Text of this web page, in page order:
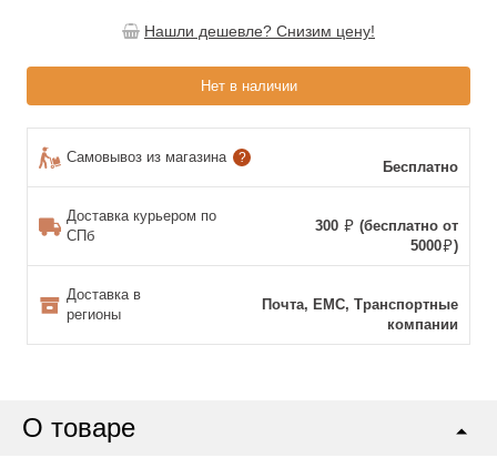
Нашли дешевле? Снизим цену!
Нет в наличии
Самовывоз из магазина ?
Бесплатно
Доставка курьером по
СПб
300
(бесплатно от
5000
)
Доставка в
регионы
Почта, ЕМС, Транспортные
компании
О товаре